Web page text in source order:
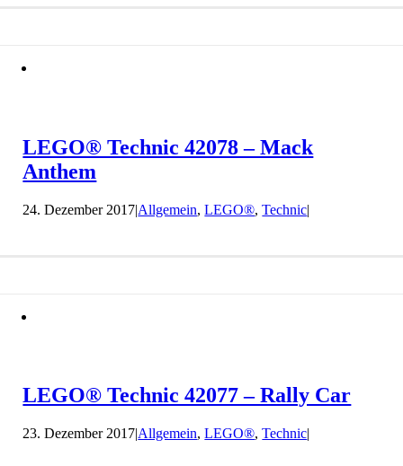
LEGO® Technic 42078 – Mack
Anthem
24. Dezember 2017|Allgemein,LEGO®,Technic|
LEGO® Technic 42077 – Rally Car
23. Dezember 2017|Allgemein,LEGO®,Technic|